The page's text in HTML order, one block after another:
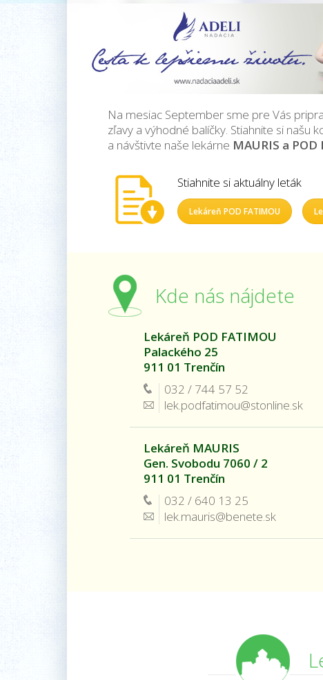
Na mesiac September sme pre Vás
zľavy a výhodné balíčky. Stiahnite si našu
a návštivte naše lekárne MAURIS a POD
Stiahnite si aktuálny leták
Lekáreň POD FATIMOU
Kde nás nájdete
Lekáreň POD FATIMOU
Palackého 25
911 01 Trenčín
032 / 744 57 52
lek.podfatimou@stonline.sk
Lekáreň MAURIS
Gen. Svobodu 7060 / 2
911 01 Trenčín
032 / 640 13 25
lek.mauris@benete.sk